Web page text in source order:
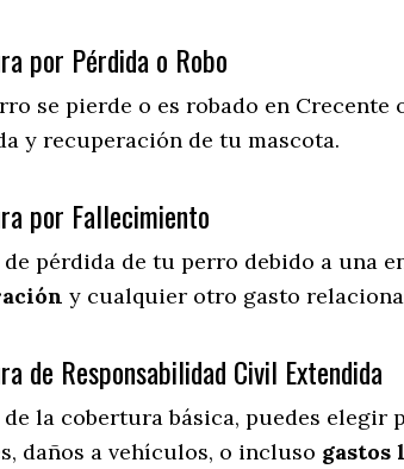
por Pérdida o Robo
se pierde o es robado en
y recuperación de tu mascota.
por Fallecimiento
de pérdida de tu perro debido a una
y cualquier otro gasto
de Responsabilidad Civil Extendida
de la cobertura básica, puedes elegir
daños a vehículos, o incluso gastos